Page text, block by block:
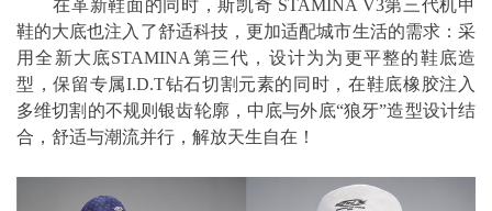
在革新鞋面的同时，斯凯奇 STAMINA V3第三代机甲
鞋的大底也注入了舒适科技，更加适配城市生活的需求：采
用全新大底STAMINA第三代，设计为为更平整的鞋底造
型，保留专属I.D.T钻石切割元素的同时，在鞋底橡胶注入
多维切割的不规则银齿轮廓，中底与外底“狼牙”造型设计结
合，舒适与潮流并行，解放天生自在！